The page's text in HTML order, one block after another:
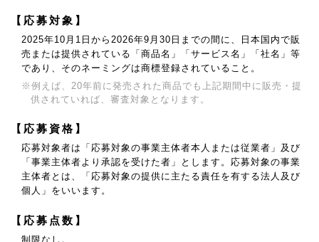
【応募対象】
2025年10月1日から2026年9月30日までの間に、日本国内で販
売または提供されている 「商品名」「サービス名」「社名」等
であり、そのネーミングは商標登録されていること。
※例えば、20年前に発売された商品でも上記期間中に販売・提
供されていれば、審査対象となります。
【応募資格】
応募対象者は「応募対象の事業主体者本人または従業者」及び
「事業主体者より承認を受けた者」とします。 応募対象の事業
主体者とは、「応募対象の提供に主たる責任を有する法人及び
個人」をいいます。
【応募点数】
制限なし。